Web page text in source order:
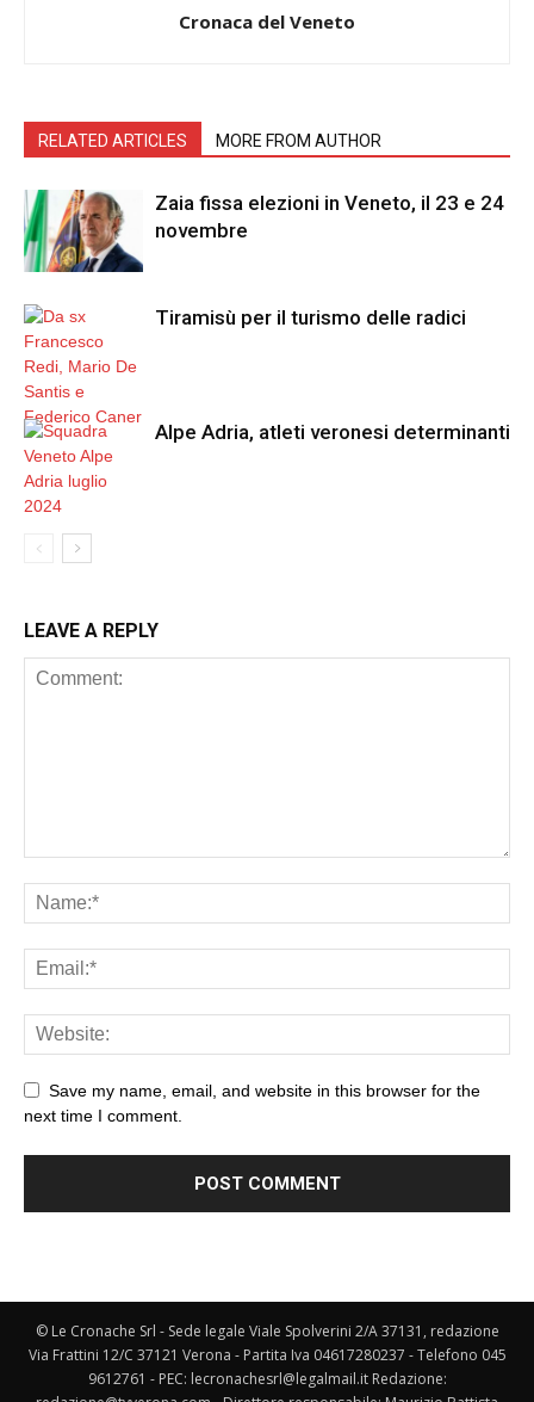
Cronaca del Veneto
RELATED ARTICLES MORE FROM AUTHOR
Zaia fissa elezioni in Veneto, il 23 e 24
novembre
Tiramisù per il turismo delle radici
Alpe Adria, atleti veronesi determinanti
LEAVE A REPLY
Save my name, email, and website in this browser for the
next time I comment.
© Le Cronache Srl - Sede legale Viale Spolverini 2/A 37131, redazione
Via Frattini 12/C 37121 Verona - Partita Iva 04617280237 - Telefono 045
9612761 - PEC: lecronachesrl@legalmail.it Redazione: